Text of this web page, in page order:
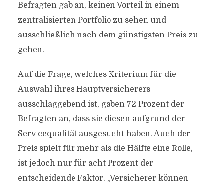
Befragten gab an, keinen Vorteil in einem
zentralisierten Portfolio zu sehen und
ausschließlich nach dem günstigsten Preis zu
gehen.
Auf die Frage, welches Kriterium für die
Auswahl ihres Hauptversicherers
ausschlaggebend ist, gaben 72 Prozent der
Befragten an, dass sie diesen aufgrund der
Servicequalität ausgesucht haben. Auch der
Preis spielt für mehr als die Hälfte eine Rolle,
ist jedoch nur für acht Prozent der
entscheidende Faktor. „Versicherer können